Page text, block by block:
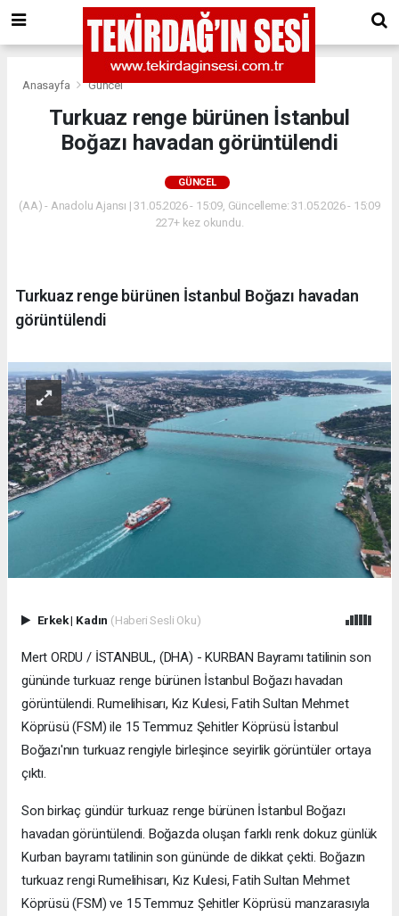
Anasayfa Güncel
Turkuaz renge bürünen İstanbul
Boğazı havadan görüntülendi
GÜNCEL
(AA) - Anadolu Ajansı | 31.05.2026 - 15:09, Güncelleme: 31.05.2026 - 15:09
227+ kez okundu.
Turkuaz renge bürünen İstanbul Boğazı havadan
görüntülendi
Erkek| Kadın (Haberi Sesli Oku)
Mert ORDU / İSTANBUL, (DHA) - KURBAN Bayramı tatilinin son
gününde turkuaz renge bürünen İstanbul Boğazı havadan
görüntülendi. Rumelihisarı, Kız Kulesi, Fatih Sultan Mehmet
Köprüsü (FSM) ile 15 Temmuz Şehitler Köprüsü İstanbul
Boğazı'nın turkuaz rengiyle birleşince seyirlik görüntüler ortaya
çıktı.
Son birkaç gündür turkuaz renge bürünen İstanbul Boğazı
havadan görüntülendi. Boğazda oluşan farklı renk dokuz günlük
Kurban bayramı tatilinin son gününde de dikkat çekti. Boğazın
turkuaz rengi Rumelihisarı, Kız Kulesi, Fatih Sultan Mehmet
Köprüsü (FSM) ve 15 Temmuz Şehitler Köprüsü manzarasıyla